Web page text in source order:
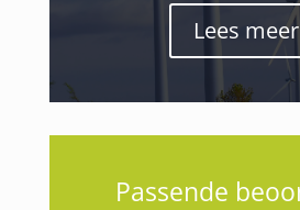
Lees meer
Passende